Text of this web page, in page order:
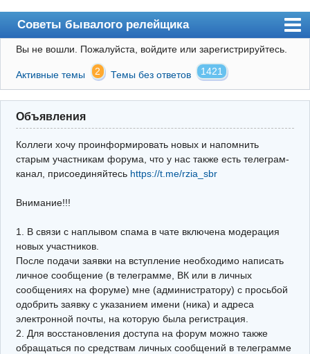
Советы бывалого релейщика
Форум
Правила
Поиск
Регистрация
Архив
Почта
Поиск релейщика
Видео РЗиА
Фотохостинг
Телеграм
Вы не вошли. Пожалуйста, войдите или зарегистрируйтесь.
Активные темы 2 Темы без ответов 1421
Объявления
Коллеги хочу проинформировать новых и напомнить
старым участникам форума, что у нас также есть телеграм-
канал, присоединяйтесь https://t.me/rzia_sbr
Внимание!!!
1. В связи с наплывом спама в чате включена модерация
новых участников.
После подачи заявки на вступление необходимо написать
личное сообщение (в телеграмме, ВК или в личных
сообщениях на форуме) мне (администратору) с просьбой
одобрить заявку с указанием имени (ника) и адреса
электронной почты, на которую была регистрация.
2. Для восстановления доступа на форум можно также
обращаться по средствам личных сообщений в телеграмме